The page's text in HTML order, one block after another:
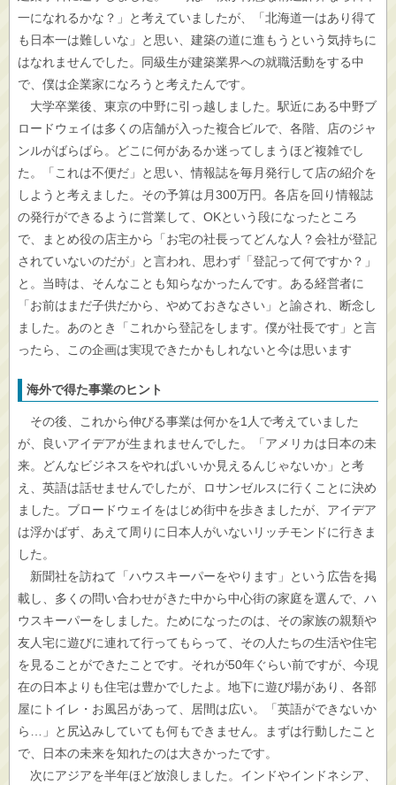
一になれるかな？」と考えていましたが、「北海道一はあり得て
も日本一は難しいな」と思い、建築の道に進もうという気持ちに
はなれませんでした。同級生が建築業界への就職活動をする中
で、僕は企業家になろうと考えたんです。
大学卒業後、東京の中野に引っ越しました。駅近にある中野ブ
ロードウェイは多くの店舗が入った複合ビルで、各階、店のジャ
ンルがばらばら。どこに何があるか迷ってしまうほど複雑でし
た。「これは不便だ」と思い、情報誌を毎月発行して店の紹介を
しようと考えました。その予算は月300万円。各店を回り情報誌
の発行ができるように営業して、OKという段になったところ
で、まとめ役の店主から「お宅の社長ってどんな人？会社が登記
されていないのだが」と言われ、思わず「登記って何ですか？」
と。当時は、そんなことも知らなかったんです。ある経営者に
「お前はまだ子供だから、やめておきなさい」と諭され、断念し
ました。あのとき「これから登記をします。僕が社長です」と言
ったら、この企画は実現できたかもしれないと今は思います
海外で得た事業のヒント
その後、これから伸びる事業は何かを1人で考えていました
が、良いアイデアが生まれませんでした。「アメリカは日本の未
来。どんなビジネスをやればいいか見えるんじゃないか」と考
え、英語は話せませんでしたが、ロサンゼルスに行くことに決め
ました。ブロードウェイをはじめ街中を歩きましたが、アイデア
は浮かばず、あえて周りに日本人がいないリッチモンドに行きま
した。
新聞社を訪ねて「ハウスキーパーをやります」という広告を掲
載し、多くの問い合わせがきた中から中心街の家庭を選んで、ハ
ウスキーパーをしました。ためになったのは、その家族の親類や
友人宅に遊びに連れて行ってもらって、その人たちの生活や住宅
を見ることができたことです。それが50年ぐらい前ですが、今現
在の日本よりも住宅は豊かでしたよ。地下に遊び場があり、各部
屋にトイレ・お風呂があって、居間は広い。「英語ができないか
ら…」と尻込みしていても何もできません。まずは行動したこと
で、日本の未来を知れたのは大きかったです。
次にアジアを半年ほど放浪しました。インドやインドネシア、